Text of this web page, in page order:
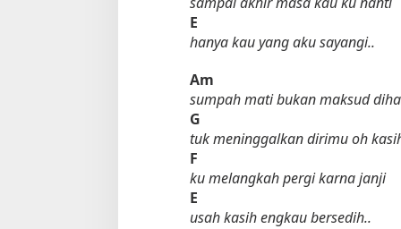
E
hanya kau yang aku sayangi..
Am
sumpah mati bukan maksud
G
tuk meninggalkan dirimu oh
F
ku melangkah pergi karna janji
E
usah kasih engkau bersedih..